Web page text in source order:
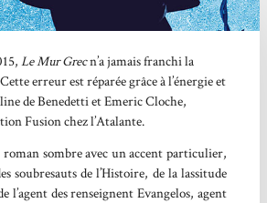
Le Mur Grecn’a jamais franchi la
erreur est réparée grâce à l’énergie et
de Benedetti et Emeric Cloche,
Fusion chez l’Atalante.
sombre avec un accent particulier,
soubresauts de l’Histoire, de la lassitude
l’agent des renseignent Evangelos, agent